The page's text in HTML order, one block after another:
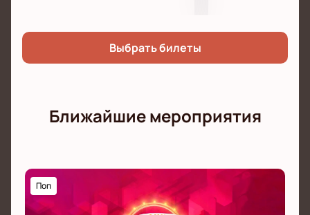
Выбрать билеты
Ближайшие мероприятия
Поп